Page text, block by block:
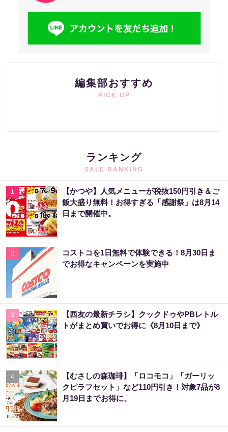
編集部おすすめ
PICK UP
ランキング
SALE RANKING
1
【かつや】人気メニューが税抜150円引き＆ご
飯大盛り無料！お得すぎる「感謝祭」は8月14
日まで開催中。
2
コストコを1日無料で体験できる！8月30日ま
でお得なキャンペーンを実施中
3
【西友の最新チラシ】クックドゥやPBレトル
トがまとめ買いでお得に《8月10日まで》
4
【むさしの森珈琲】「ロコモコ」「ガーリッ
クピラフセット」など110円引き！対象7品が8
月19日までお得に。